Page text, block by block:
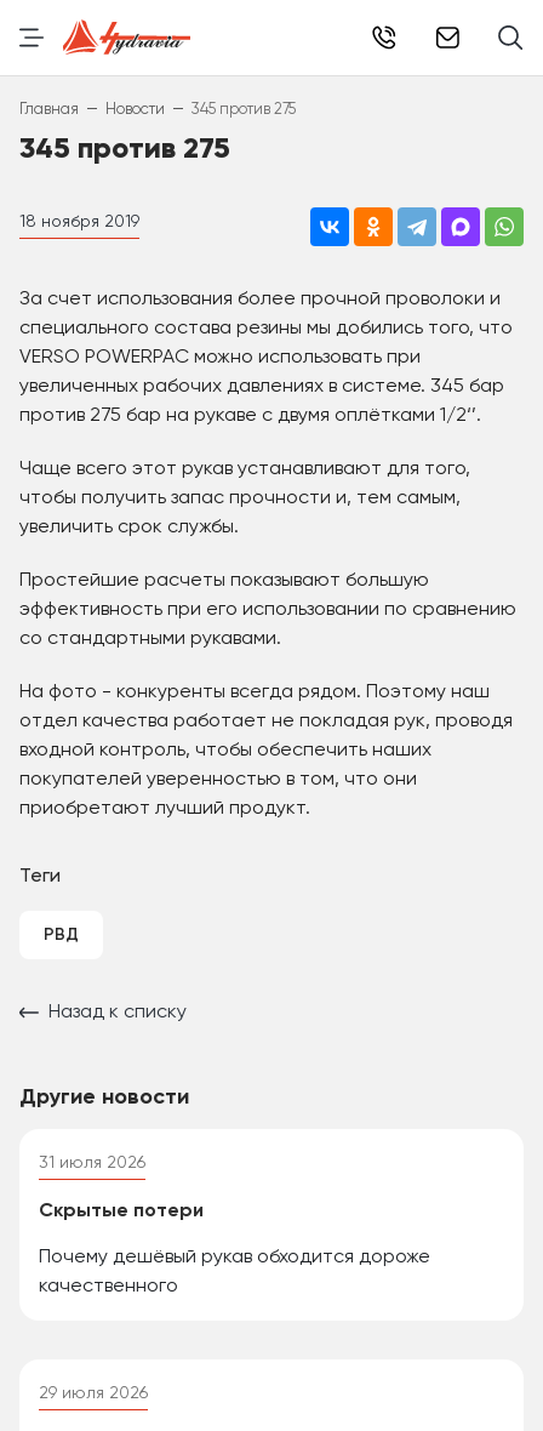
Главная – Новости – 345 против 275
345 против 275
18 ноября 2019
За счет использования более прочной проволоки и
специального состава резины мы добились того, что
VERSO POWERPAC можно использовать при
увеличенных рабочих давлениях в системе. 345 бар
против 275 бар на рукаве с двумя оплётками 1/2‘’.
Чаще всего этот рукав устанавливают для того,
чтобы получить запас прочности и, тем самым,
увеличить срок службы.
Простейшие расчеты показывают большую
эффективность при его использовании по сравнению
со стандартными рукавами.
На фото - конкуренты всегда рядом. Поэтому наш
отдел качества работает не покладая рук, проводя
входной контроль, чтобы обеспечить наших
покупателей уверенностью в том, что они
приобретают лучший продукт.
Теги
РВД
Назад к списку
Другие новости
31 июля 2026
Скрытые потери
Почему дешёвый рукав обходится дороже
качественного
29 июля 2026